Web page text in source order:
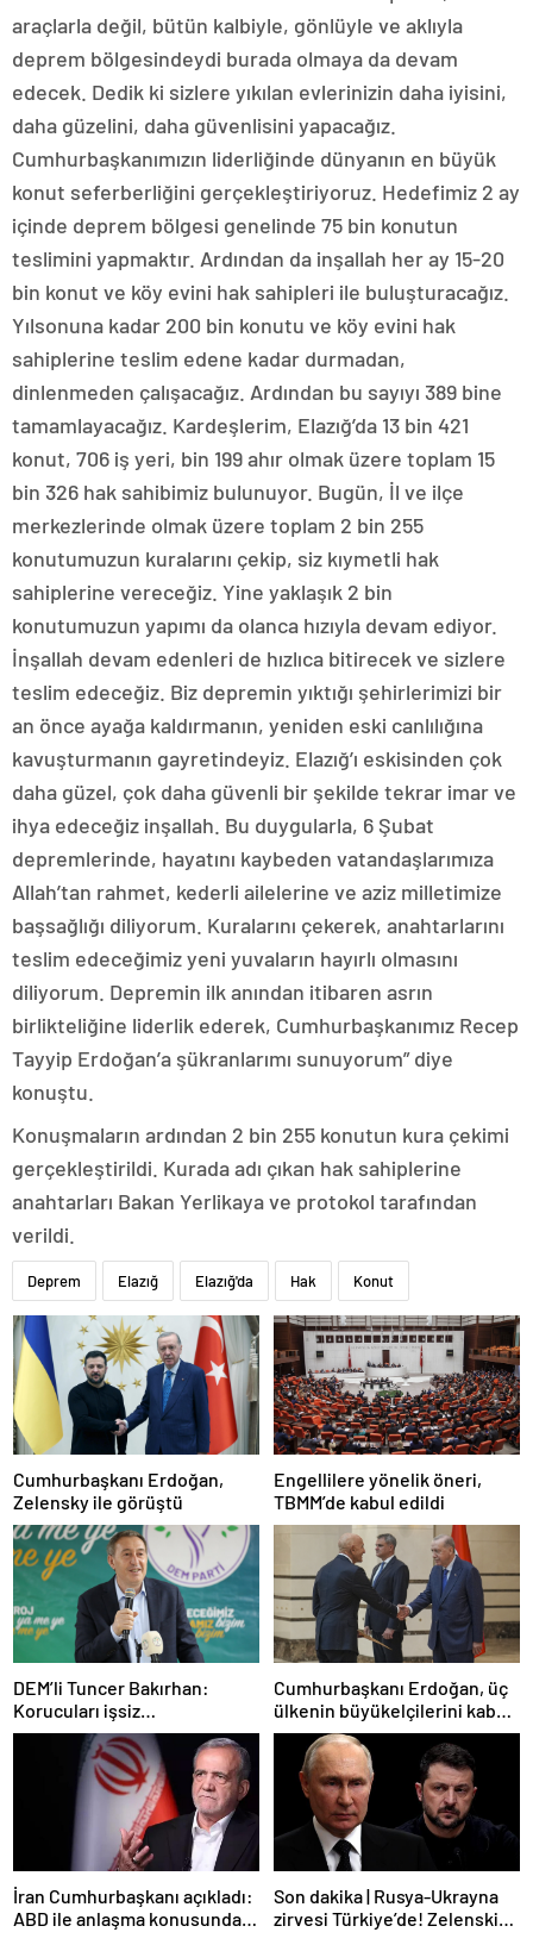
araçlarla değil, bütün kalbiyle, gönlüyle ve aklıyla
deprem bölgesindeydi burada olmaya da devam
edecek. Dedik ki sizlere yıkılan evlerinizin daha iyisini,
daha güzelini, daha güvenlisini yapacağız.
Cumhurbaşkanımızın liderliğinde dünyanın en büyük
konut seferberliğini gerçekleştiriyoruz. Hedefimiz 2 ay
içinde deprem bölgesi genelinde 75 bin konutun
teslimini yapmaktır. Ardından da inşallah her ay 15-20
bin konut ve köy evini hak sahipleri ile buluşturacağız.
Yılsonuna kadar 200 bin konutu ve köy evini hak
sahiplerine teslim edene kadar durmadan,
dinlenmeden çalışacağız. Ardından bu sayıyı 389 bine
tamamlayacağız. Kardeşlerim, Elazığ’da 13 bin 421
konut, 706 iş yeri, bin 199 ahır olmak üzere toplam 15
bin 326 hak sahibimiz bulunuyor. Bugün, İl ve ilçe
merkezlerinde olmak üzere toplam 2 bin 255
konutumuzun kuralarını çekip, siz kıymetli hak
sahiplerine vereceğiz. Yine yaklaşık 2 bin
konutumuzun yapımı da olanca hızıyla devam ediyor.
İnşallah devam edenleri de hızlıca bitirecek ve sizlere
teslim edeceğiz. Biz depremin yıktığı şehirlerimizi bir
an önce ayağa kaldırmanın, yeniden eski canlılığına
kavuşturmanın gayretindeyiz. Elazığ’ı eskisinden çok
daha güzel, çok daha güvenli bir şekilde tekrar imar ve
ihya edeceğiz inşallah. Bu duygularla, 6 Şubat
depremlerinde, hayatını kaybeden vatandaşlarımıza
Allah’tan rahmet, kederli ailelerine ve aziz milletimize
başsağlığı diliyorum. Kuralarını çekerek, anahtarlarını
teslim edeceğimiz yeni yuvaların hayırlı olmasını
diliyorum. Depremin ilk anından itibaren asrın
birlikteliğine liderlik ederek, Cumhurbaşkanımız Recep
Tayyip Erdoğan’a şükranlarımı sunuyorum” diye
konuştu.
Konuşmaların ardından 2 bin 255 konutun kura çekimi
gerçekleştirildi. Kurada adı çıkan hak sahiplerine
anahtarları Bakan Yerlikaya ve protokol tarafından
verildi.
Deprem Elazığ Elazığ'da Hak Konut
Cumhurbaşkanı Erdoğan,
Zelensky ile görüştü
Engellilere yönelik öneri,
TBMM’de kabul edildi
DEM’li Tuncer Bakırhan:
Korucuları işsiz
bırakmayacağız
Cumhurbaşkanı Erdoğan, üç
ülkenin büyükelçilerini kabul
etti
İran Cumhurbaşkanı açıkladı:
ABD ile anlaşma konusunda
Son dakika | Rusya-Ukrayna
zirvesi Türkiye’de! Zelenskiy